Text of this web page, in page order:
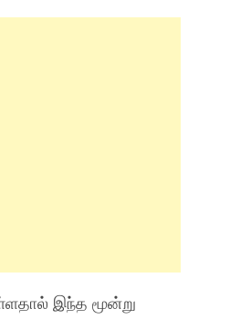
இந்த மூன்று